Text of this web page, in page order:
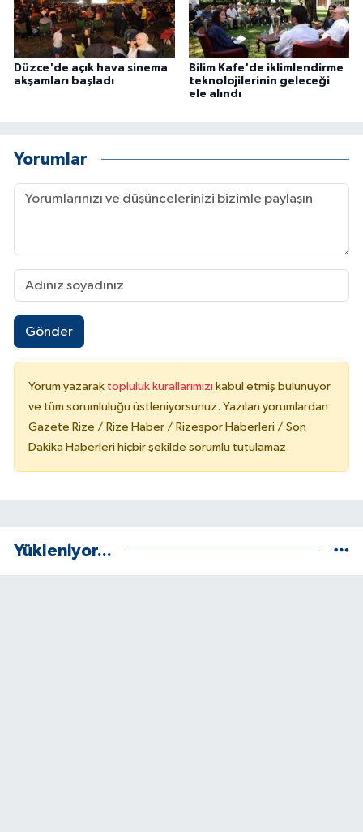
Düzce'de açık hava sinema
akşamları başladı
Bilim Kafe'de iklimlendirme
teknolojilerinin geleceği
ele alındı
Yorumlar
Gönder
Yorum yazarak topluluk kurallarımızı kabul etmiş bulunuyor
ve tüm sorumluluğu üstleniyorsunuz. Yazılan yorumlardan
Gazete Rize / Rize Haber / Rizespor Haberleri / Son
Dakika Haberleri hiçbir şekilde sorumlu tutulamaz.
Yükleniyor...